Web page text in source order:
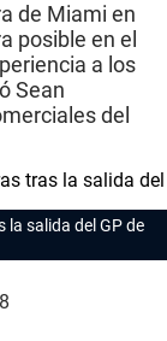
de Miami en
posible en el
a los
Sean
del
la salida del GP de